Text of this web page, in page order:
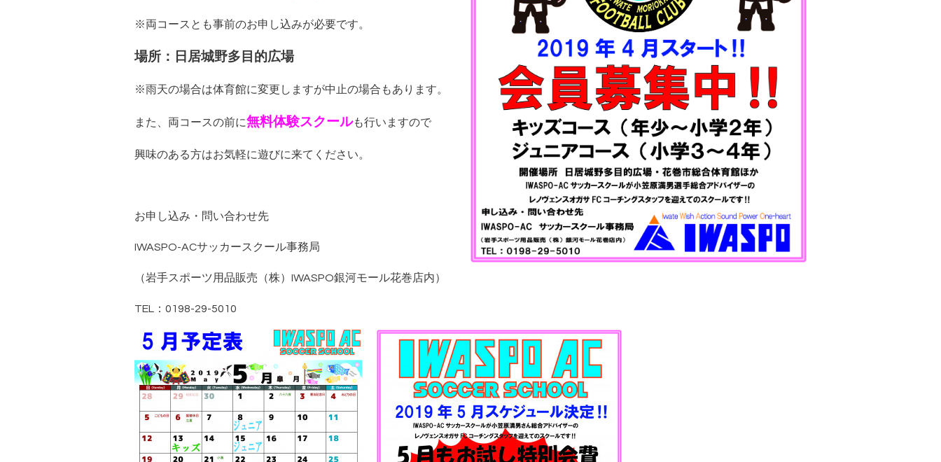
※両コースとも事前のお申し込みが必要です。
場所：日居城野多目的広場
※雨天の場合は体育館に変更しますが中止の場合もあります。
また、両コースの前に無料体験スクールも行いますので
興味のある方はお気軽に遊びに来てください。
お申し込み・問い合わせ先
IWASPO-ACサッカースクール事務局
（岩手スポーツ用品販売（株）IWASPO銀河モール花巻店内）
TEL：0198-29-5010